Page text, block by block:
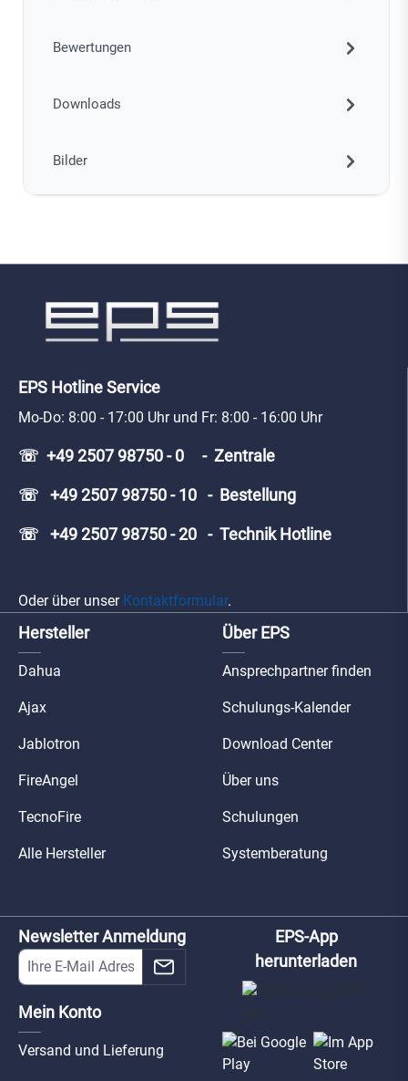
Bewertungen
Downloads
Bilder
EPS Hotline Service
Mo-Do: 8:00 - 17:00 Uhr und Fr: 8:00 - 16:00 Uhr
☏ +49 2507 98750 - 0 - Zentrale
☏ +49 2507 98750 - 10 - Bestellung
☏ +49 2507 98750 - 20 - Technik Hotline
Oder über unser Kontaktformular.
Hersteller
Dahua
Ajax
Jablotron
FireAngel
TecnoFire
Alle Hersteller
Über EPS
Ansprechpartner finden
Schulungs-Kalender
Download Center
Über uns
Schulungen
Systemberatung
Newsletter Anmeldung
Mein Konto
Versand und Lieferung
EPS-App
herunterladen